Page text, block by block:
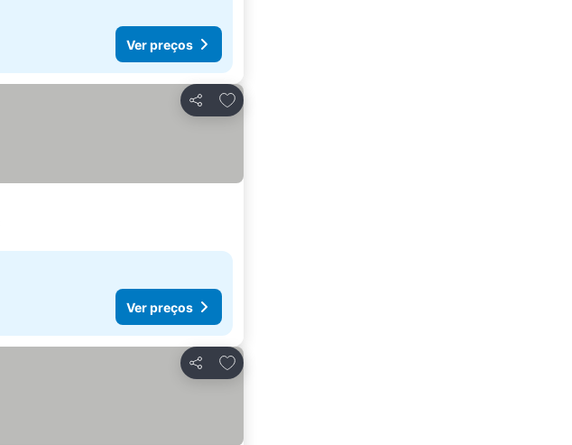
Ver preços
Partilhar
Adicionar aos favoritos
Ver preços
Partilhar
Adicionar aos favoritos